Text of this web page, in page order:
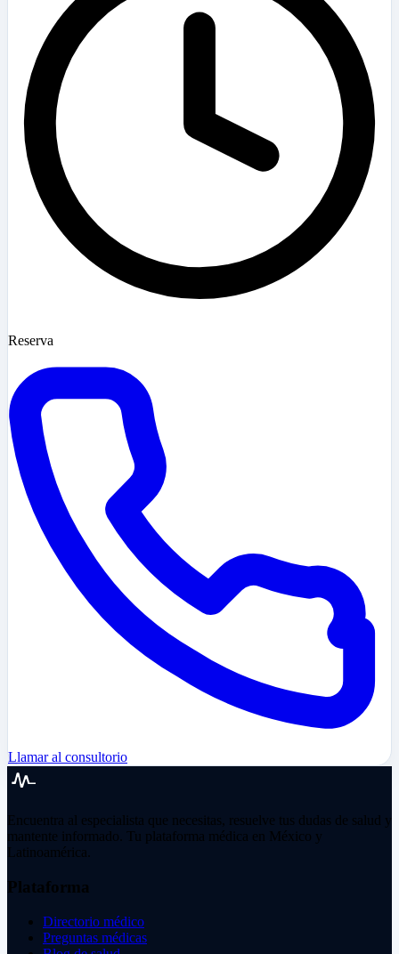
Reserva
Llamar al consultorio
Encuentra al especialista que necesitas, resuelve tus dudas de salud y
mantente informado. Tu plataforma médica en México y
Latinoamérica.
Plataforma
Directorio médico
Preguntas médicas